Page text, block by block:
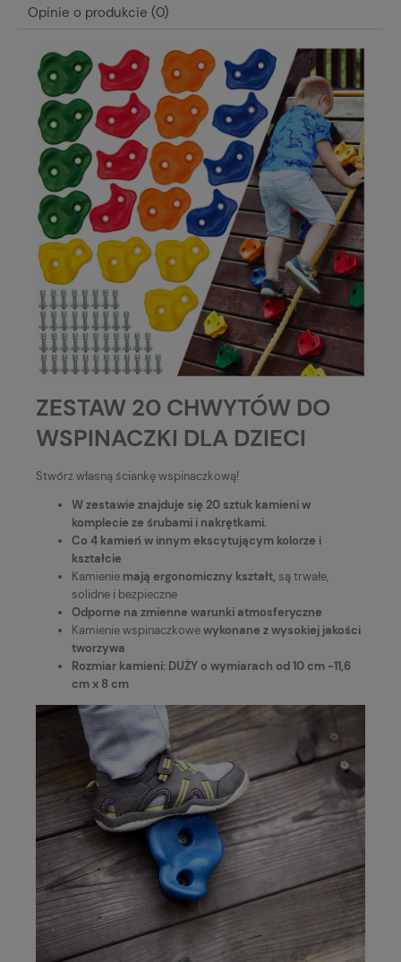
Opinie o produkcie (0)
ZESTAW 20 CHWYTÓW DO
WSPINACZKI DLA DZIECI
Stwórz własną ściankę wspinaczkową!
W zestawie znajduje się 20 sztuk kamieni w
komplecie ze śrubami i nakrętkami.
Co 4 kamień w innym ekscytującym kolorze i
kształcie
Kamienie mają ergonomiczny kształt, są trwałe,
solidne i bezpieczne
Odporne na zmienne warunki atmosferyczne
Kamienie wspinaczkowewykonane z wysokiej jakości
tworzywa
Rozmiar kamieni: DUŻY o wymiarach od 10 cm -11,6
cm x 8 cm